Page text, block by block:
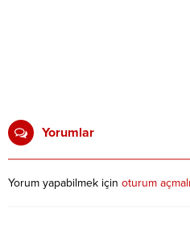
Yorumlar
Yorum yapabilmek için oturum